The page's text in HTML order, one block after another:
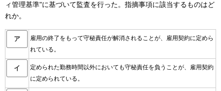
ィ管理基準"に基づいて監査を行った。指摘事項に該当するものはど
れか。
ア
雇用の終了をもって守秘責任が解消されることが、雇用契約に定めら
れている。
イ
定められた勤務時間以外においても守秘責任を負うことが、雇用契約
に定められている。